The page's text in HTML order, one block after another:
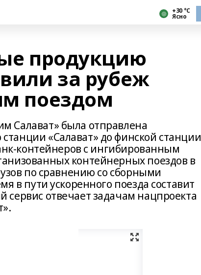
+30 °С
Ясно
продукцию
за рубеж
поездом
Салават» была отправлена
«Салават» до финской станции
контейнеров с ингибированным
контейнерных поездов в
по сравнению со сборными
в пути ускоренного поезда составит
отвечает задачам нацпроекта